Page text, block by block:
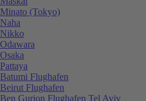
Minato (Tokyo)
Naha
Nikko
Odawara
Osaka
Pattaya
Batumi Flughafen
Beirut Flughafen
Ben Gurion Flughafen Tel Aviv